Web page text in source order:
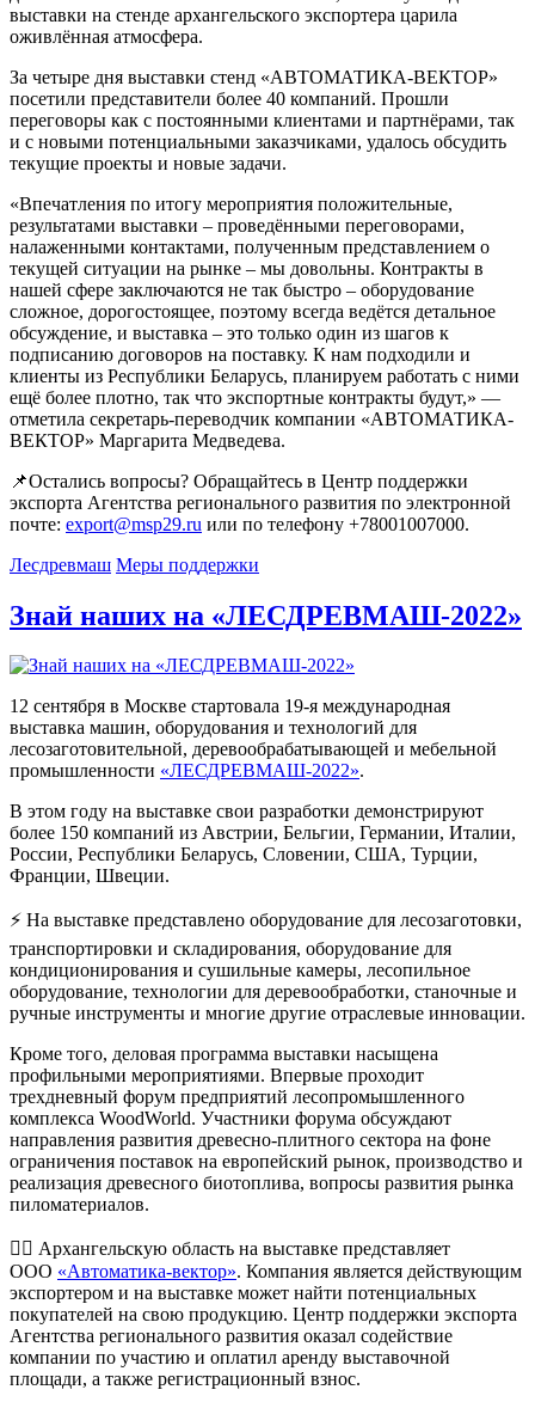
выставки на стенде архангельского экспортера царила
оживлённая атмосфера.
За четыре дня выставки стенд «АВТОМАТИКА-ВЕКТОР»
посетили представители более 40 компаний. Прошли
переговоры как с постоянными клиентами и партнёрами, так
и с новыми потенциальными заказчиками, удалось обсудить
текущие проекты и новые задачи.
«Впечатления по итогу мероприятия положительные,
результатами выставки – проведёнными переговорами,
налаженными контактами, полученным представлением о
текущей ситуации на рынке – мы довольны. Контракты в
нашей сфере заключаются не так быстро – оборудование
сложное, дорогостоящее, поэтому всегда ведётся детальное
обсуждение, и выставка – это только один из шагов к
подписанию договоров на поставку. К нам подходили и
клиенты из Республики Беларусь, планируем работать с ними
ещё более плотно, так что экспортные контракты будут,» —
отметила секретарь-переводчик компании «АВТОМАТИКА-
ВЕКТОР» Маргарита Медведева.
📌Остались вопросы? Обращайтесь в Центр поддержки
экспорта Агентства регионального развития по электронной
почте: export@msp29.ru или по телефону +78001007000.
Лесдревмаш Меры поддержки
Знай наших на «ЛЕСДРЕВМАШ-2022»
12 сентября в Москве стартовала 19-я международная
выставка машин, оборудования и технологий для
лесозаготовительной, деревообрабатывающей и мебельной
промышленности «ЛЕСДРЕВМАШ-2022».
В этом году на выставке свои разработки демонстрируют
более 150 компаний из Австрии, Бельгии, Германии, Италии,
России, Республики Беларусь, Словении, США, Турции,
Франции, Швеции.
⚡ На выставке представлено оборудование для лесозаготовки,
транспортировки и складирования, оборудование для
кондиционирования и сушильные камеры, лесопильное
оборудование, технологии для деревообработки, станочные и
ручные инструменты и многие другие отраслевые инновации.
Кроме того, деловая программа выставки насыщена
профильными мероприятиями. Впервые проходит
трехдневный форум предприятий лесопромышленного
комплекса WoodWorld. Участники форума обсуждают
направления развития древесно-плитного сектора на фоне
ограничения поставок на европейский рынок, производство и
реализация древесного биотоплива, вопросы развития рынка
пиломатериалов.
👍🏻 Архангельскую область на выставке представляет
ООО «Автоматика-вектор». Компания является действующим
экспортером и на выставке может найти потенциальных
покупателей на свою продукцию. Центр поддержки экспорта
Агентства регионального развития оказал содействие
компании по участию и оплатил аренду выставочной
площади, а также регистрационный взнос.